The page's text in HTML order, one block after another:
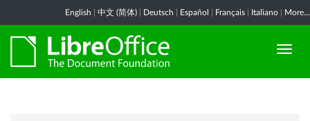
English 中文 (简体) Deutsch Español Français Italiano More...